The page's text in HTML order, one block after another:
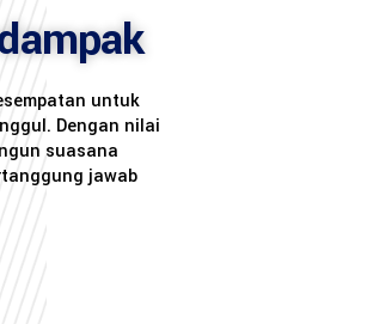
untuk
Dengan nilai
suasana
jawab